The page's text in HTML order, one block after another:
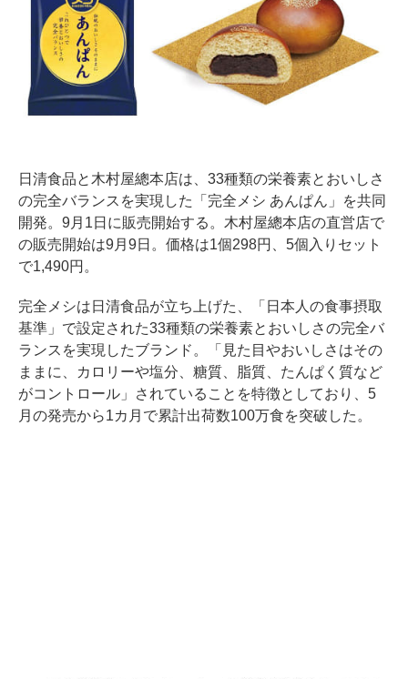
日清食品と木村屋總本店は、33種類の栄養素とおいしさ
の完全バランスを実現した「完全メシ あんぱん」を共同
開発。9月1日に販売開始する。木村屋總本店の直営店で
の販売開始は9月9日。価格は1個298円、5個入りセット
で1,490円。
完全メシは日清食品が立ち上げた、「日本人の食事摂取
基準」で設定された33種類の栄養素とおいしさの完全バ
ランスを実現したブランド。「見た目やおいしさはその
ままに、カロリーや塩分、糖質、脂質、たんぱく質など
がコントロール」されていることを特徴としており、5
月の発売から1カ月で累計出荷数100万食を突破した。